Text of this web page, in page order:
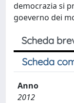
democrazia si
goeverno dei
Scheda
Scheda
Anno
2012